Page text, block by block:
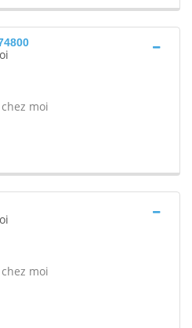
moi
moi